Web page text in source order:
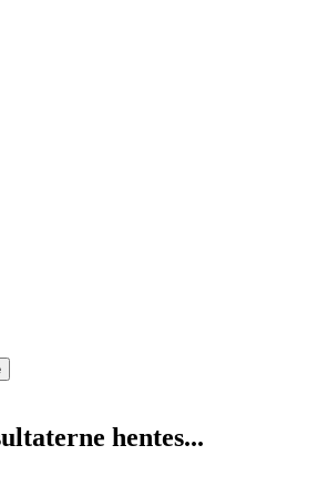
hentes...